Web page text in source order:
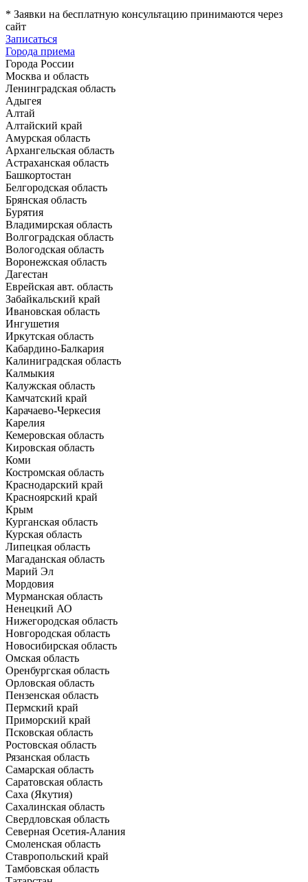
* Заявки на бесплатную консультацию принимаются через
сайт
Записаться
Города приема
Города России
Москва и область
Ленинградская область
Адыгея
Алтай
Алтайский край
Амурская область
Архангельская область
Астраханская область
Башкортостан
Белгородская область
Брянская область
Бурятия
Владимирская область
Волгоградская область
Вологодская область
Воронежская область
Дагестан
Еврейская авт. область
Забайкальский край
Ивановская область
Ингушетия
Иркутская область
Кабардино-Балкария
Калиниградская область
Калмыкия
Калужская область
Камчатский край
Карачаево-Черкесия
Карелия
Кемеровская область
Кировская область
Коми
Костромская область
Краснодарский край
Красноярский край
Крым
Курганская область
Курская область
Липецкая область
Магаданская область
Марий Эл
Мордовия
Мурманская область
Ненецкий АО
Нижегородская область
Новгородская область
Новосибирская область
Омская область
Оренбургская область
Орловская область
Пензенская область
Пермский край
Приморский край
Псковская область
Ростовская область
Рязанская область
Самарская область
Саратовская область
Саха (Якутия)
Сахалинская область
Свердловская область
Северная Осетия-Алания
Смоленская область
Ставропольский край
Тамбовская область